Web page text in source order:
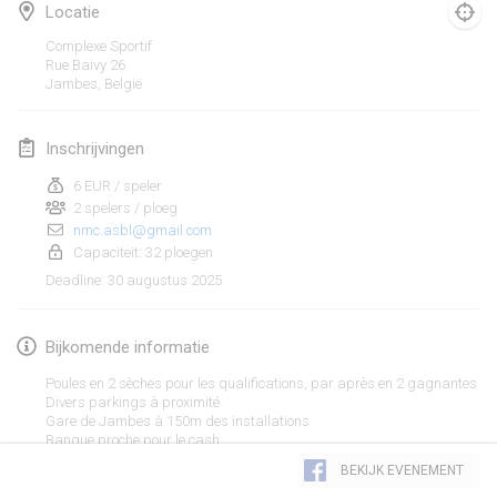
Weergave lijst
Locatie
Complexe Sportif
Rue Baivy 26
Jambes België
Inschrijvingen
6 EUR / speler
2 spelers / ploeg
nmc.asbl@gmail.com
Capaciteit: 32 ploegen
Deadline: 30 augustus 2025
Bijkomende informatie
Poules en 2 sèches pour les qualifications, par après en 2 gagnantes
Divers parkings à proximité
Gare de Jambes à 150m des installations
Banque proche pour le cash
Paiement en liquide sur place ou par QR CODE
BEKIJK EVENEMENT
februari 2025
7 feb. 2025
Open des vendanges tardives
8 feb. 2025|Frankrijk
Indoor de la CASAS
SM HalliMölkky - Finnish Championship
15 feb. 2025| Finland
Warm-up EM Indoor